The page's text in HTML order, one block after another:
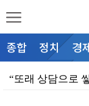
종합 정치 경
“또래 상담으로